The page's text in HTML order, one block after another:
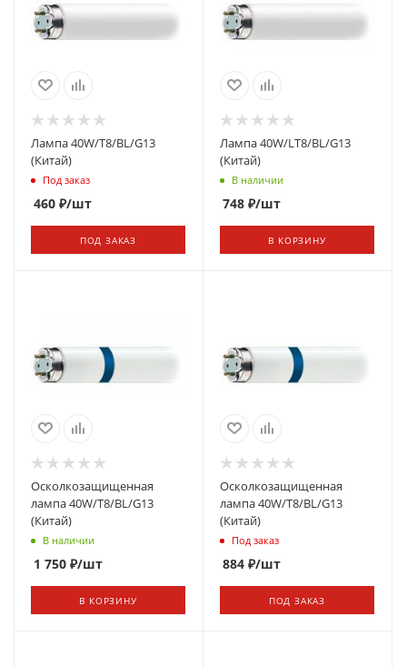
Лампа 40W/Т8/BL/G13
(Китай)
Под заказ
460 ₽/шт
ПОД ЗАКАЗ
Лампа 40W/LТ8/BL/G13
(Китай)
В наличии
748 ₽/шт
В КОРЗИНУ
Осколкозащищенная
лампа 40W/Т8/BL/G13
(Китай)
В наличии
1 750 ₽/шт
В КОРЗИНУ
Осколкозащищенная
лампа 40W/Т8/BL/G13
(Китай)
Под заказ
884 ₽/шт
ПОД ЗАКАЗ